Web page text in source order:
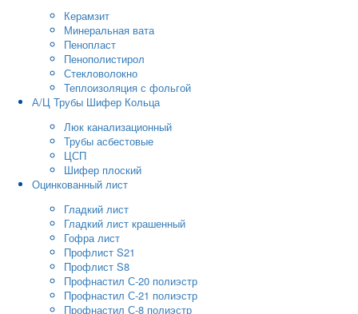
Керамзит
Минеральная вата
Пенопласт
Пенополистирол
Стекловолокно
Теплоизоляция с фольгой
А/Ц Трубы Шифер Кольца
Люк канализационный
Трубы асбестовые
ЦСП
Шифер плоский
Оцинкованный лист
Гладкий лист
Гладкий лист крашенный
Гофра лист
Профлист S21
Профлист S8
Профнастил С-20 полиэстр
Профнастил С-21 полиэстр
Профнастил С-8 полиэстр